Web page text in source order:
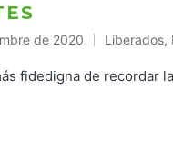
de 2020
Publicado
en
Liberados,
fidedigna de recordar